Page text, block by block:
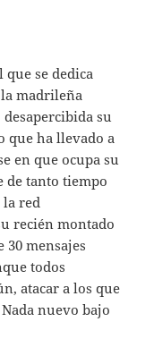
se dedica
madrileña
su
que ha llevado a
en que ocupa su
de tanto tiempo
la red
recién montado
mensajes
todos
atacar a los que
nuevo bajo